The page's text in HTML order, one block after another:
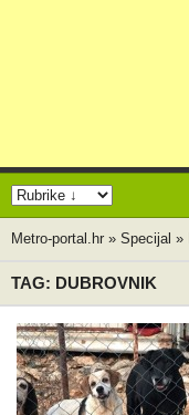
Metro-portal.hr » Specijal »
TAG: DUBROVNIK